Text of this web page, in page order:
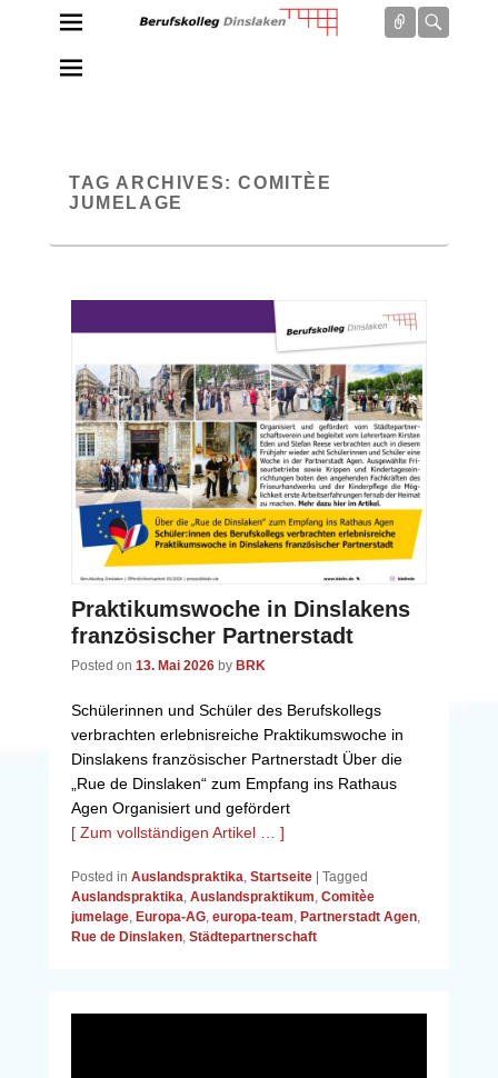
Connect
TAG ARCHIVES:COMITÈE
JUMELAGE
Praktikumswoche in Dinslakens
französischer Partnerstadt
Posted on 13. Mai 2026 by BRK
Schülerinnen und Schüler des Berufskollegs
verbrachten erlebnisreiche Praktikumswoche in
Dinslakens französischer Partnerstadt Über die
„Rue de Dinslaken“ zum Empfang ins Rathaus
Agen Organisiert und gefördert
[ Zum vollständigen Artikel … ]
Posted in Auslandspraktika, Startseite | Tagged
Auslandspraktika, Auslandspraktikum, Comitèe
jumelage, Europa-AG, europa-team, Partnerstadt Agen,
Rue de Dinslaken, Städtepartnerschaft